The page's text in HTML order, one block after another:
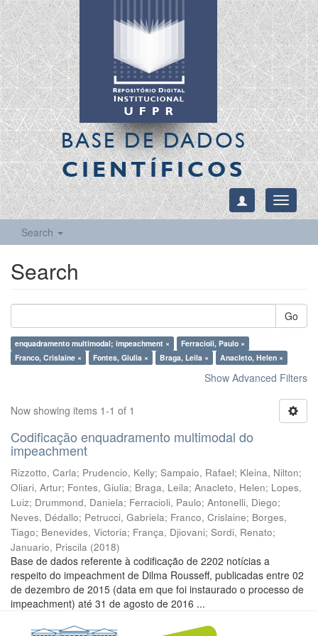
BASE DE DADOS
CIENTÍFICOS
Toggle
Search
Search
Go
enquadramento multimodal; impeachment ×
Ferracioli, Paulo ×
Franco, Crislaine ×
Fontes, Giulia × Braga, Leila × Anacleto, Helen ×
Show Advanced Filters
Now showing items 1-1 of 1
Codificação enquadramento multimodal do
impeachment
Rizzotto, Carla; Prudencio, Kelly; Sampaio, Rafael; Kleina, Nilton;
Oliari, Artur; Fontes, Giulia; Braga, Leila; Anacleto, Helen; Lopes,
Luiz; Drummond, Daniela; Ferracioli, Paulo; Antonelli, Diego;
Neves, Dédallo; Petrucci, Gabriela; Franco, Crislaine; Borges,
Tiago; Benevides, Victoria; França, Djiovani; Sordi, Renato;
Januario, Priscila (2018)
Base de dados referente à codificação de 2202 notícias a
respeito do impeachment de Dilma Rousseff, publicadas entre 02
de dezembro de 2015 (data em que foi instaurado o processo de
impeachment) até 31 de agosto de 2016 ...